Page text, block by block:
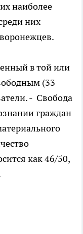
наиболее
них
в той или
(33
- Свобода
граждан
как 46/50,